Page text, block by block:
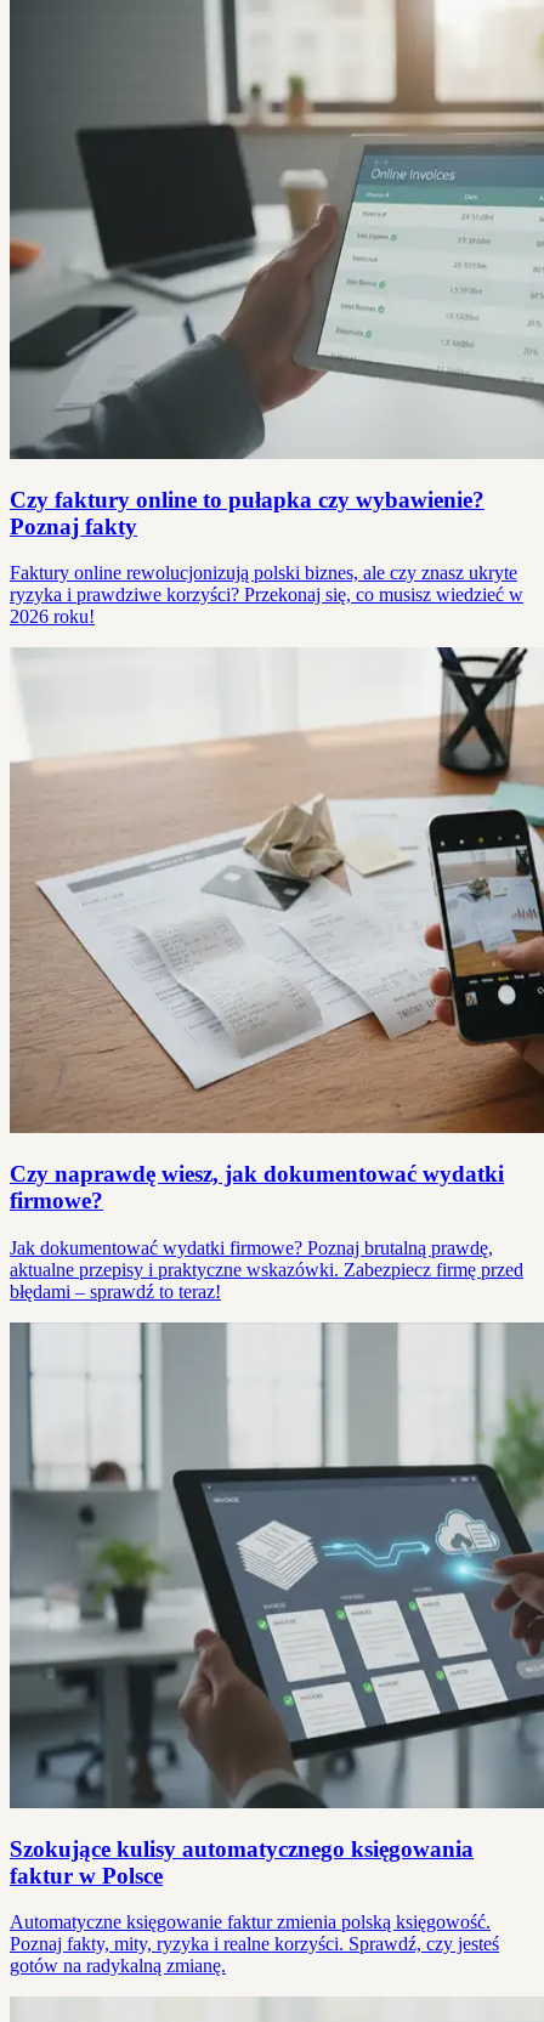
Czy faktury online to pułapka czy wybawienie?
Poznaj fakty
Faktury online rewolucjonizują polski biznes, ale czy znasz ukryte
ryzyka i prawdziwe korzyści? Przekonaj się, co musisz wiedzieć w
2026 roku!
Czy naprawdę wiesz, jak dokumentować wydatki
firmowe?
Jak dokumentować wydatki firmowe? Poznaj brutalną prawdę,
aktualne przepisy i praktyczne wskazówki. Zabezpiecz firmę przed
błędami – sprawdź to teraz!
Szokujące kulisy automatycznego księgowania
faktur w Polsce
Automatyczne księgowanie faktur zmienia polską księgowość.
Poznaj fakty, mity, ryzyka i realne korzyści. Sprawdź, czy jesteś
gotów na radykalną zmianę.